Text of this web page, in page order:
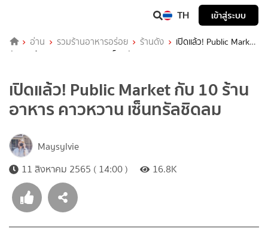
TH เข้าสู่ระบบ
อ่าน รวมร้านอาหารอร่อย ร้านดัง
เปิดแล้ว! Public Market
กับ 10 ร้านอาหาร คาวหวาน เซ็นทรัลชิดลม
เปิดแล้ว! Public Market กับ 10 ร้าน
อาหาร คาวหวาน เซ็นทรัลชิดลม
Maysylvie
11 สิงหาคม 2565 ( 14:00 )
16.8K